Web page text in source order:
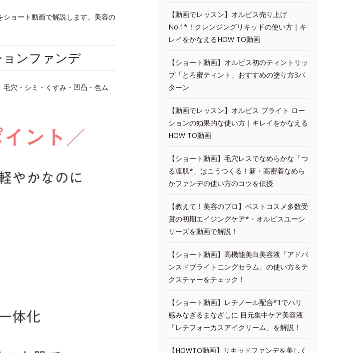
ョート動画で解説します。美容の
ンファンデ
穴・シミ・くすみ・凹凸・色ム
【動画でレッスン】オルビス売り上げ
No.1*！クレンジングリキッドの使い方｜キ
レイをかなえるHOW TO動画
【ショート動画】オルビス初のティントリッ
プ「とろ蜜ティント」おすすめの塗り方3パ
ターン
【動画でレッスン】オルビス ブライト ロー
ションの効果的な使い方｜キレイをかなえる
HOW TO動画
【ショート動画】毛穴レスでなめらかな「つ
る凛肌*」はこうつくる！新・高密着なめら
かファンデの使い方のコツを伝授
【教えて！美容のプロ】ベストコスメ多数受
賞の初期エイジングケア*・オルビスユーシ
リーズを動画で解説！
【ショート動画】高機能美白美容液「アドバ
ンスドブライトニングセラム」の使い方＆テ
クスチャーをチェック！
【ショート動画】レチノール配合*1でハリ
感みなぎるまなざしに 目元集中ケア美容液
「レチフォーカスアイクリーム」を解説！
【HOWTO動画】リキッドファンデを美しく